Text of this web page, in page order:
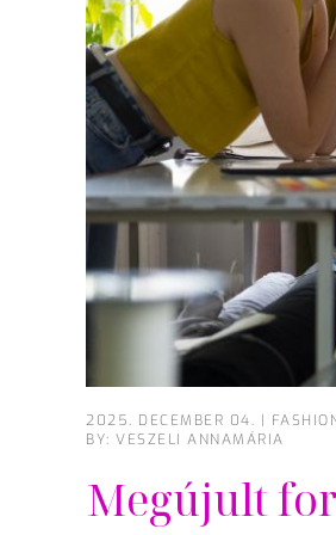
2025. DECEMBER 04. |
BY: VESZELI ANNAMÁRIA
Megújult